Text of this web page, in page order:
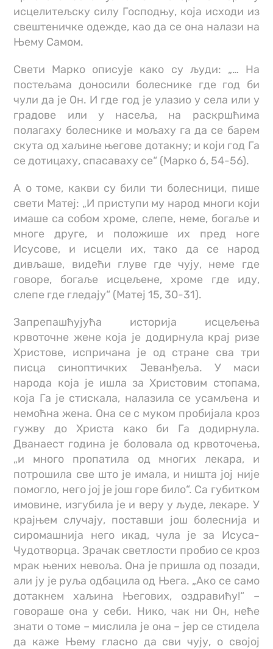
исцелитељску силу Господњу, која исходи из
свештеничке одежде, као да се она налази на
Њему Самом.
Свети Марко описује како су људи: „… На
постељама доносили болеснике где год би
чули да је Он. И где год је улазио у села или у
градове или у насеља, на раскршћима
полагаху болеснике и мољаху га да се барем
скута од хаљине његове дотакну; и који год Га
се дотицаху, спасаваху се“ (Марко 6, 54-56).
А о томе, какви су били ти болесници, пише
свети Матеј: „И приступи му народ многи који
имаше са собом хроме, слепе, неме, богаље и
многе друге, и положише их пред ноге
Исусове, и исцели их, тако да се народ
дивљаше, видећи глуве где чују, неме где
говоре, богаље исцељене, хроме где иду,
слепе где гледају“ (Матеј 15, 30-31).
Запрепашћујућа историја исцељења
крвоточне жене која је додирнула крај ризе
Христове, испричана је од стране сва три
писца синоптичких Јеванђеља. У маси
народа која је ишла за Христовим стопама,
која Га је стискала, налазила се усамљена и
немоћна жена. Она се с муком пробијала кроз
гужву до Христа како би Га додирнула.
Дванаест година је боловала од крвоточења,
„и много пропатила од многих лекара, и
потрошила све што је имала, и ништа јој није
помогло, него јој је још горе било“. Са губитком
имовине, изгубила је и веру у људе, лекаре. У
крајњем случају, поставши још болеснија и
сиромашнија него икад, чула је за Исуса-
Чудотворца. Зрачак светлости пробио се кроз
мрак њених невоља. Она је пришла од позади,
али ју је руља одбацила од Њега. „Ако се само
дотакнем хаљина Његових, оздравићу!“ –
говораше она у себи. Нико, чак ни Он, неће
знати о томе – мислила је она – јер се стидела
да каже Њему гласно да сви чују, о својој